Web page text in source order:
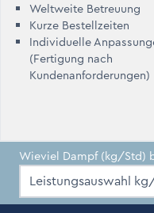
Weltweite Betreuung
Kurze Bestellzeiten
Individuelle
(Fertigung nach
Kundenanforderungen)
Wieviel Dampf (kg/Std)